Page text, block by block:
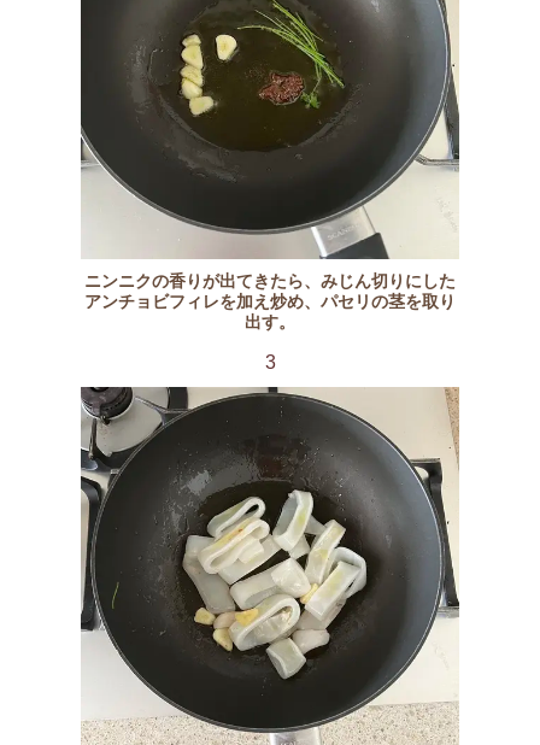
ニンニクの香りが出てきたら、みじん切りにした
アンチョビフィレを加え炒め、パセリの茎を取り
出す。
3